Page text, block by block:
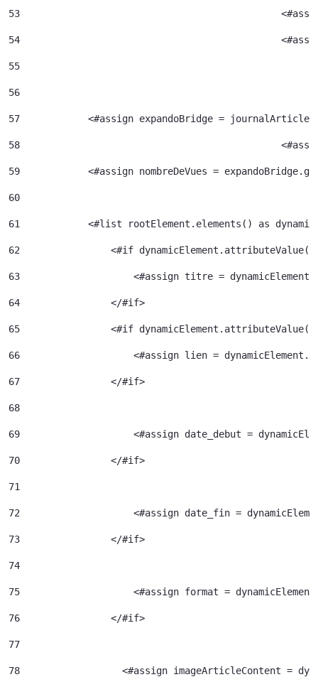
53
54
55
56
57
<#assign expandoBridge =
58
59
<#assign nombreDeVues =
60
61
<#list rootElement.elements() as
62
<#if
63
<#assign titre =
64
                </#if>
65
<#if
66
<#assign lien =
67
                </#if>
68
69
<#assign date_debut =
70
                </#if>
71
72
<#assign date_fin =
73
                </#if>
74
75
<#assign format =
76
                </#if>
77
78
<#assign imageArticleContent =